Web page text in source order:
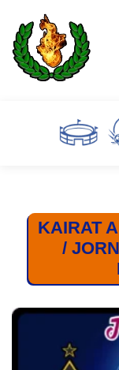
Saltar
al
contenido
KAIRAT
/